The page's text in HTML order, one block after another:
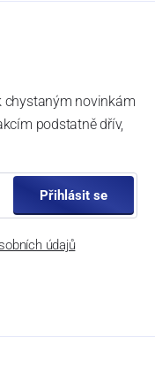
chystaným novinkám
podstatně dřív,
Přihlásit se
údajů